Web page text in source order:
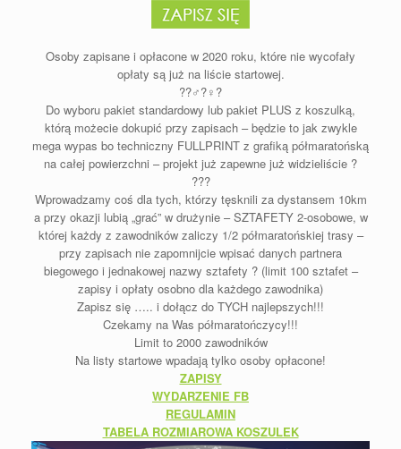
Osoby zapisane i opłacone w 2020 roku, które nie wycofały
opłaty są już na liście startowej.
??♂️?♀️?
Do wyboru pakiet standardowy lub pakiet PLUS z koszulką,
którą możecie dokupić przy zapisach – będzie to jak zwykle
mega wypas bo techniczny FULLPRINT z grafiką półmaratońską
na całej powierzchni – projekt już zapewne już widzieliście ?
???
Wprowadzamy coś dla tych, którzy tęsknili za dystansem 10km
a przy okazji lubią „grać” w drużynie – SZTAFETY 2-osobowe, w
której każdy z zawodników zaliczy 1/2 półmaratońskiej trasy –
przy zapisach nie zapomnijcie wpisać danych partnera
biegowego i jednakowej nazwy sztafety ? (limit 100 sztafet –
zapisy i opłaty osobno dla każdego zawodnika)
Zapisz się ….. i dołącz do TYCH najlepszych!!!
Czekamy na Was półmaratończycy!!!
Limit to 2000 zawodników
Na listy startowe wpadają tylko osoby opłacone!
ZAPISY
WYDARZENIE FB
REGULAMIN
TABELA ROZMIAROWA KOSZULEK